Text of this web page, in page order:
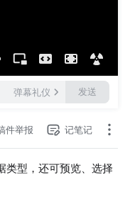
弹幕礼仪 发送
件举报 记笔记
类型，还可预览、选择